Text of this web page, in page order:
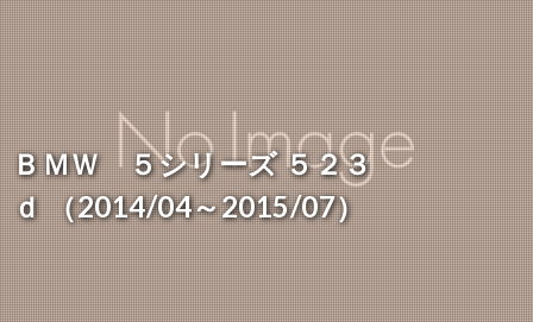
ＢＭＷ ５シリーズ ５２３
ｄ （2014/04～2015/07）